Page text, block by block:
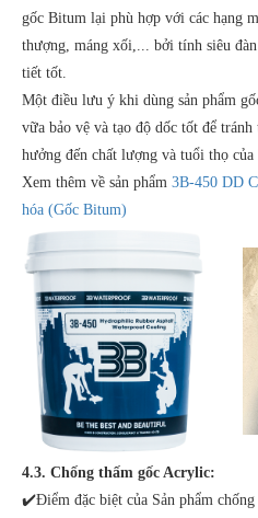
gốc Bitum lại phù hợp với các hạng
thượng, máng xối,... bởi tính siêu
tiết tốt.
Một điều lưu ý khi dùng sản phẩm
vữa bảo vệ và tạo độ dốc tốt để
hưởng đến chất lượng và tuổi thọ của
Xem thêm về sản phẩm 3B-450 DD
hóa (Gốc Bitum)
4.3. Chống thấm gốc Acrylic:
✔️Điểm đặc biệt của Sản phẩm